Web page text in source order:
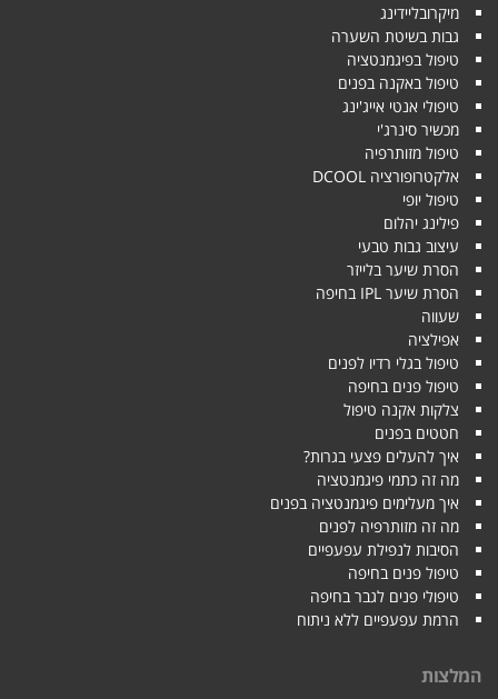
מיקרובליידינג
גבות בשיטת השערה
טיפול בפיגמנטציה
טיפול באקנה בפנים
טיפולי אנטי אייג'ינג
מכשיר סינרג'י
טיפול מזותרפיה
אלקטרופורציה DCOOL
טיפול יופי
פילינג יהלום
עיצוב גבות טבעי
הסרת שיער בלייזר
הסרת שיער IPL בחיפה
שעווה
אפילציה
טיפול בגלי רדיו לפנים
טיפול פנים בחיפה
צלקות אקנה טיפול
חטטים בפנים
איך להעלים פצעי בגרות?
מה זה כתמי פיגמנטציה
איך מעלימים פיגמנטציה בפנים
מה זה מזותרפיה לפנים
הסיבות לנפילת עפעפיים
טיפול פנים בחיפה
טיפולי פנים לגבר בחיפה
הרמת עפעפיים ללא ניתוח
המלצות